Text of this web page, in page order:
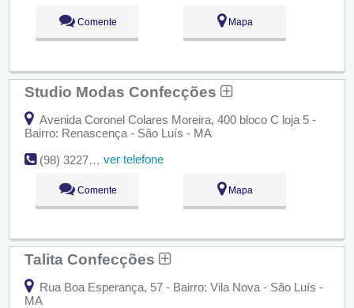
Comente Mapa
Studio Modas Confecções
Avenida Coronel Colares Moreira, 400 bloco C loja 5 -
Bairro: Renascença - São Luís - MA
(98) 3227-6561
ver telefone
Comente Mapa
Talita Confecções
Rua Boa Esperança, 57 - Bairro: Vila Nova - São Luís -
MA